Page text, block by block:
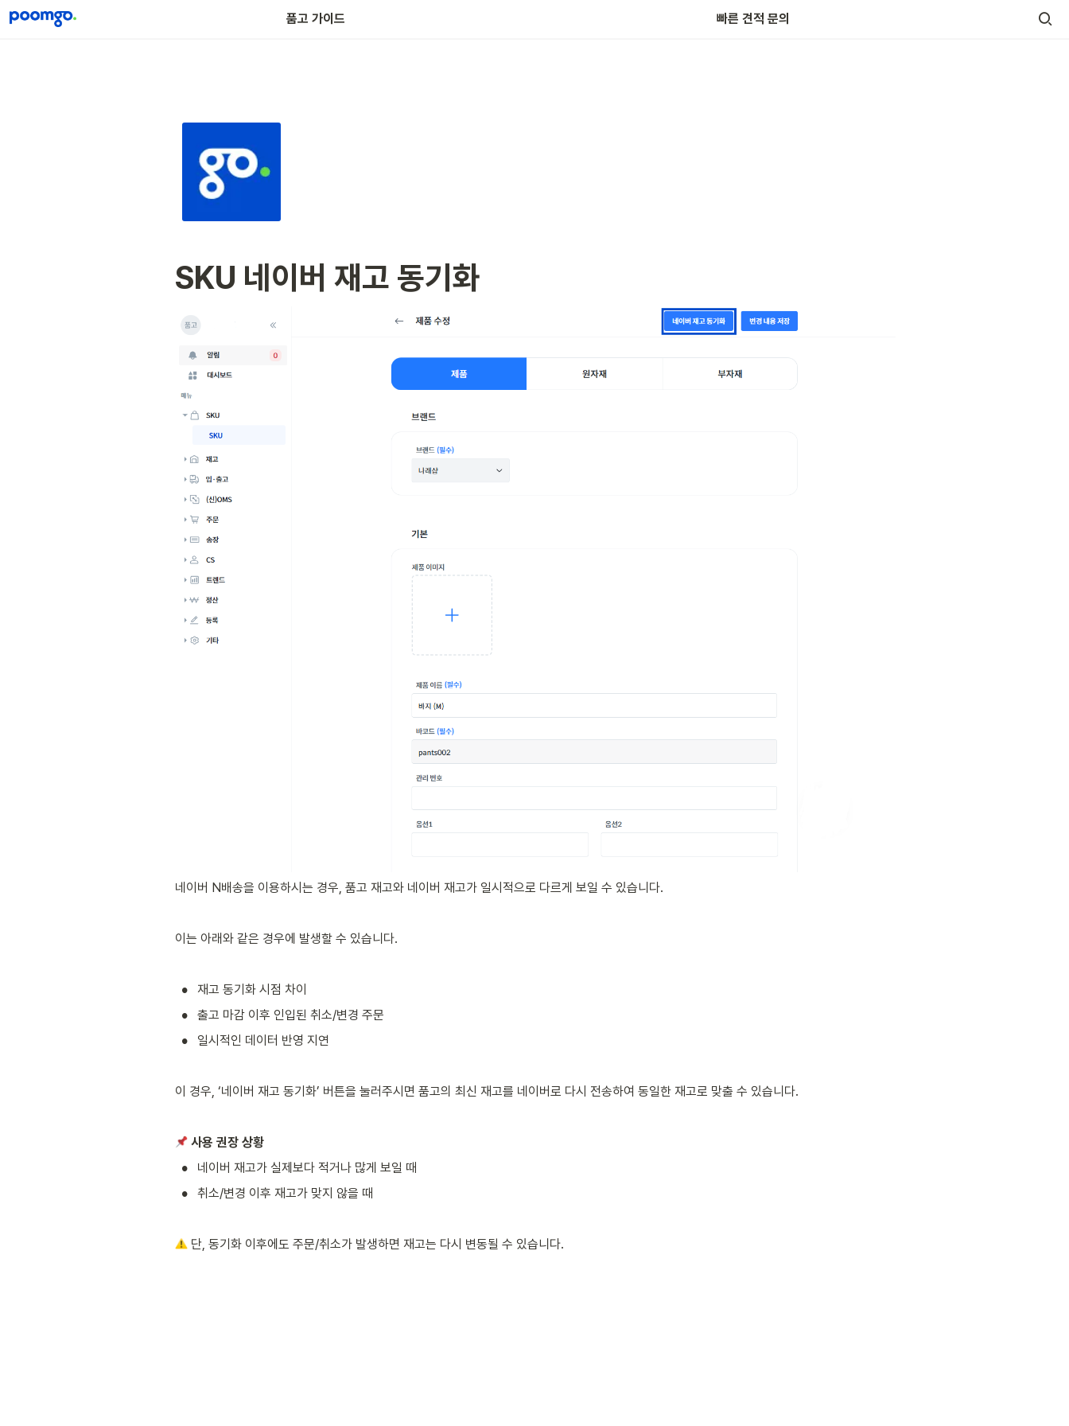
품고 가이드 빠른 견적 문의
품고나우 가이드
SKU 네이버 재고 동기화
네이버 N배송을 이용하시는 경우, 품고 재고와 네이버 재고가 일시적으로 다르게 보일 수 있습니다.
이는 아래와 같은 경우에 발생할 수 있습니다.
• 재고 동기화 시점 차이
• 출고 마감 이후 인입된 취소/변경 주문
• 일시적인 데이터 반영 지연
이 경우, ‘네이버 재고 동기화’ 버튼을 눌러주시면 품고의 최신 재고를 네이버로 다시 전송하여 동일한 재고로 맞출 수 있습니다.
사용 권장 상황
• 네이버 재고가 실제보다 적거나 많게 보일 때
• 취소/변경 이후 재고가 맞지 않을 때
단, 동기화 이후에도 주문/취소가 발생하면 재고는 다시 변동될 수 있습니다.